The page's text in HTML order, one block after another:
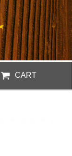
CART